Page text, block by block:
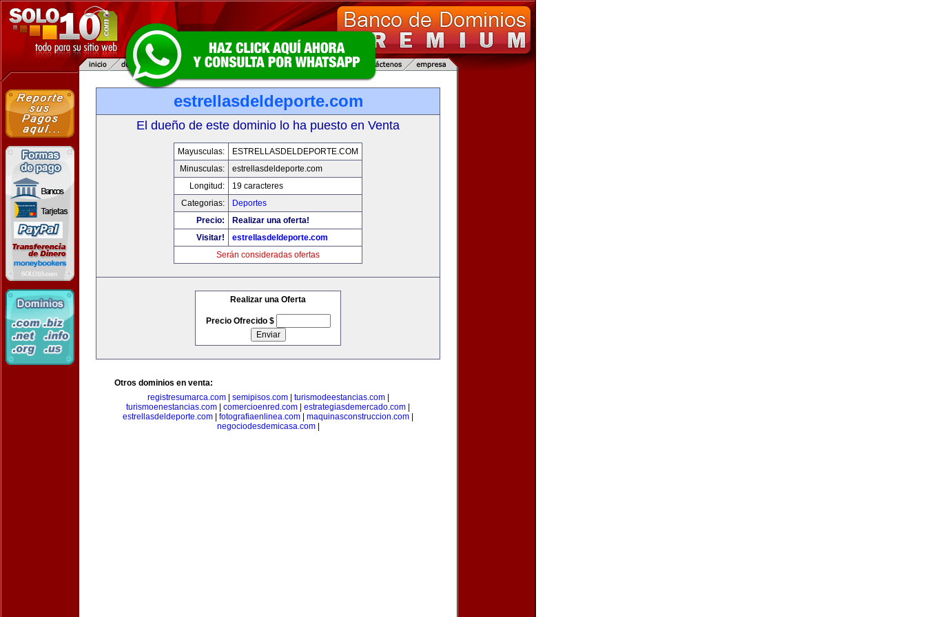
estrellasdeldeporte.com
El dueño de este dominio lo ha puesto en Venta
Mayusculas:
ESTRELLASDELDEPORTE.COM
Minusculas:
estrellasdeldeporte.com
Longitud:
19 caracteres
Categorias:
Deportes
Precio:
Realizar una oferta!
Visitar!
estrellasdeldeporte.com
Serán consideradas ofertas
Realizar una Oferta
Precio Ofrecido $
Otros dominios en venta:
registresumarca.com| semipisos.com| turismodeestancias.com|
turismoenestancias.com
comercioenred.com estrategiasdemercado.com
estrellasdeldeporte.com
fotografiaenlinea.com maquinasconstruccion.com
negociodesdemicasa.com|